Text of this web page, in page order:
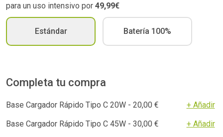
para un uso intensivo por 49,99€
Estándar Batería 100%
Completa tu compra
Base Cargador Rápido Tipo C 20W - 20,00 €
+ Añadir
Base Cargador Rápido Tipo C 45W - 30,00 €
+ Añadir